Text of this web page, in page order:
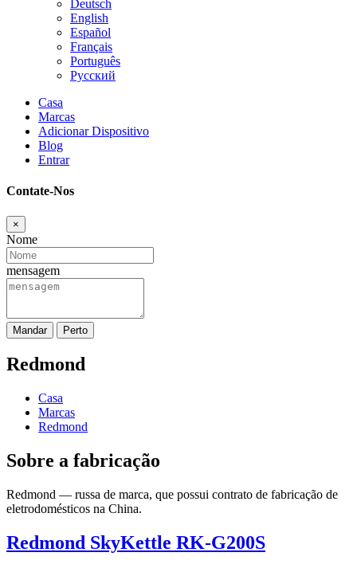
Deutsch
English
Español
Français
Português
Русский
Casa
Marcas
Adicionar Dispositivo
Blog
Entrar
Contate-Nos
×
Nome
mensagem
Mandar Perto
Redmond
Casa
Marcas
Redmond
Sobre a fabricação
Redmond — russa de marca, que possui contrato de fabricação de
eletrodomésticos na China.
Redmond SkyKettle RK-G200S